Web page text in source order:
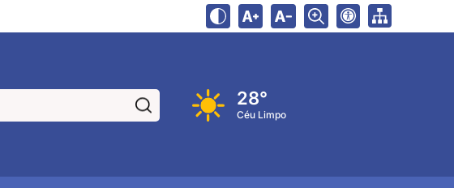
Pesquisar: 28°
Céu Limpo